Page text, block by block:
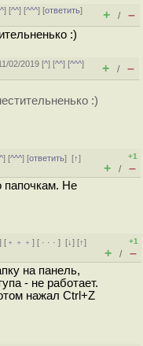
^] [^^] [^^^] [ответить]
+ / –
:)
02/2019 [^] [^^] [^^^]
+ / –
:)
] [^^^] [ответить][↑]
+1
+ / –
папочкам. Не
] [ ﹢﹢﹢] [ · · ·][↓] [↑]
+1
+ / –
на панель,
- не работает.
нажал Ctrl+Z